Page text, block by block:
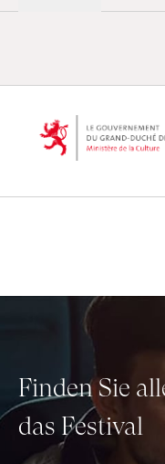
Finden Sie
das Festival